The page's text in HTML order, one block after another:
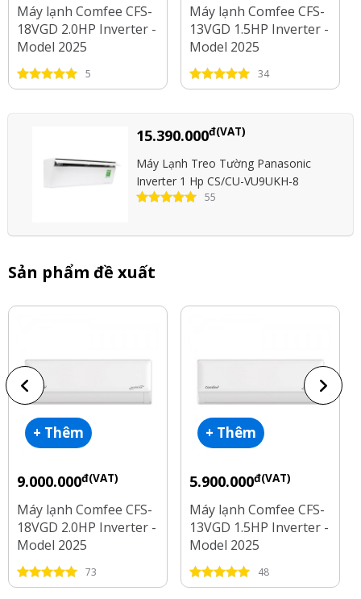
Máy lạnh Comfee CFS-
18VGD 2.0HP Inverter -
Model 2025
5
Máy lạnh Comfee CFS-
13VGD 1.5HP Inverter -
Model 2025
34
15.390.000đ(VAT)
Máy Lạnh Treo Tường Panasonic
Inverter 1 Hp CS/CU-VU9UKH-8
55
Sản phẩm đề xuất
+ Thêm
9.000.000đ(VAT)
Máy lạnh Comfee CFS-
18VGD 2.0HP Inverter -
Model 2025
73
+ Thêm
5.900.000đ(VAT)
Máy lạnh Comfee CFS-
13VGD 1.5HP Inverter -
Model 2025
48